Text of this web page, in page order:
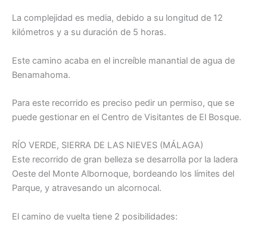
La complejidad es media, debido a su longitud de 12
kilómetros y a su duración de 5 horas.
Este camino acaba en el increíble manantial de agua de
Benamahoma.
Para este recorrido es preciso pedir un permiso, que se
puede gestionar en el Centro de Visitantes de El Bosque.
RÍO VERDE, SIERRA DE LAS NIEVES (MÁLAGA)
Este recorrido de gran belleza se desarrolla por la ladera
Oeste del Monte Albornoque, bordeando los límites del
Parque, y atravesando un alcornocal.
El camino de vuelta tiene 2 posibilidades: